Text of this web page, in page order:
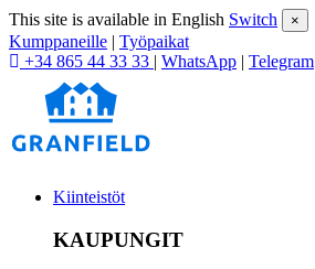
This site is available in English Switch ×
Kumppaneille | Työpaikat
+34 865 44 33 33 | WhatsApp | Telegram
Kiinteistöt
KAUPUNGIT